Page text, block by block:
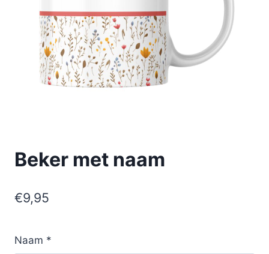
Beker met naam
€9,95
Naam *